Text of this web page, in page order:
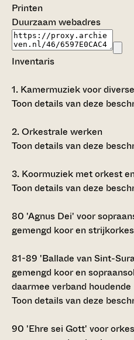
Printen
Duurzaam webadres
Inventaris
1. Kamermuziek voor
Toon details van deze
2.Orkestrale werken
Toon details van deze
3. Koormuziek met orkest
Toon details van deze
80 'Agnus Dei' voor
gemengd koor en
81-89 'Ballade van Sint-
gemengd koor en
daarmee verband houdende
Toon details van deze
90 'Ehre sei Gott' voor